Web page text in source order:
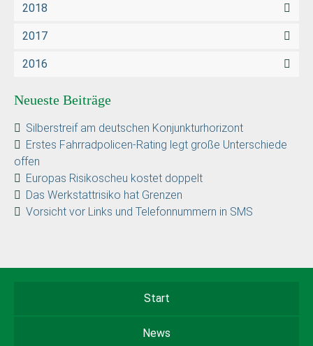
2018
2017
2016
Neueste Beiträge
Silberstreif am deutschen Konjunkturhorizont
Erstes Fahrradpolicen-Rating legt große Unterschiede
offen
Europas Risikoscheu kostet doppelt
Das Werkstattrisiko hat Grenzen
Vorsicht vor Links und Telefonnummern in SMS
Start
News